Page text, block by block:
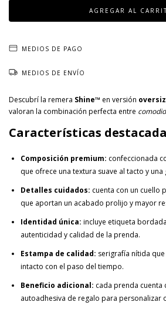
MEDIOS DE PAGO
MEDIOS DE ENVÍO
Descubrí la remera Shine™ en versión
valoran la combinación perfecta entre
Características
Composición premium: confeccionada
que ofrece una textura suave al tacto y
Detalles cuidados: cuenta con un cuello
que aportan un acabado prolijo y mayor
Identidad única: incluye etiqueta
autenticidad y calidad de la prenda.
Estampa de calidad: serigrafía nítida
intacto con el paso del tiempo.
Beneficio adicional: cada prenda cuenta
autoadhesiva de regalo para personalizar